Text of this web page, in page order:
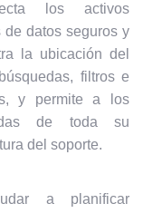
los activos
de datos seguros y
la ubicación del
filtros e
y permite a los
de toda su
del soporte.
a planificar